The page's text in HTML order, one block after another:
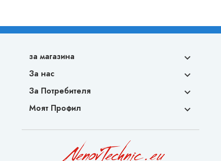
за магазина 
За нас 
За Потребителя 
Моят Профил 